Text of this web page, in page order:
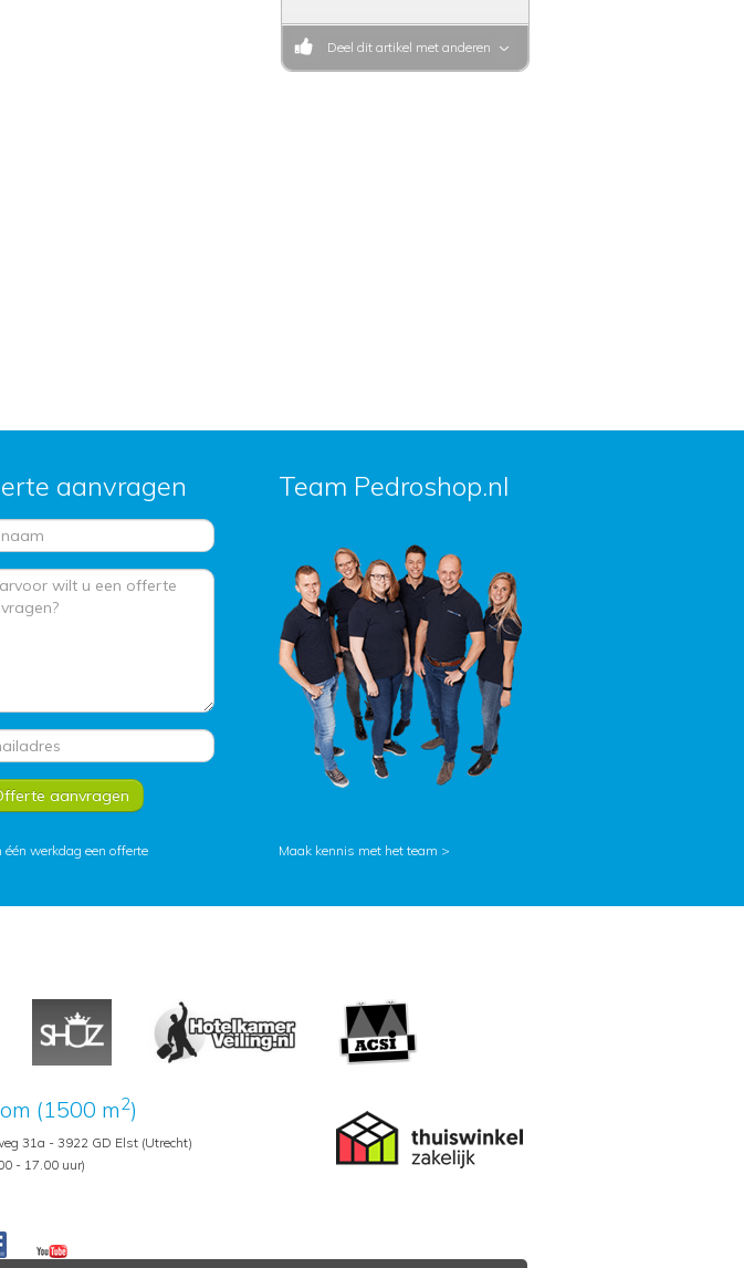
Deel dit artikel met anderen
aanvragen
aanvragen
Team Pedroshop.nl
één werkdag een offerte Maak kennis met het team >
(1500 m2)
31a - 3922 GD Elst (Utrecht)
- 17.00 uur)